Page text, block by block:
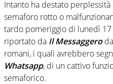
Intanto ha destato
semaforo rotto o
tardo pomeriggio di lunedì
riportato da Il Messaggero
romani, i quali avrebbero
Whatsapp, di un cattivo
semaforico.